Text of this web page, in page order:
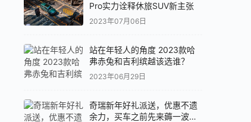
Pro实力诠释休旅SUV新主张
2023年07月06日
站在年轻人的角度 2023款哈
弗赤兔和吉利缤越该选谁？
2023年06月29日
奇瑞新年好礼派送，优惠不遗
余力，买车之前先来薅一波羊